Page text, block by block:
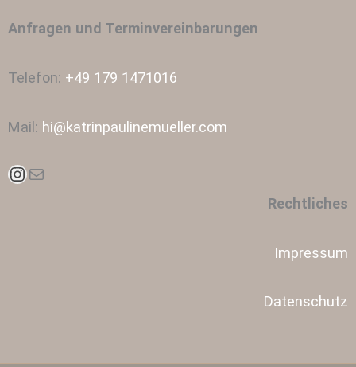
Anfragen und Terminvereinbarungen
Telefon: +49 179 1471016
Mail: hi@katrinpaulinemueller.com
Instagram
E-Mail
Rechtliches
Impressum
Datenschutz